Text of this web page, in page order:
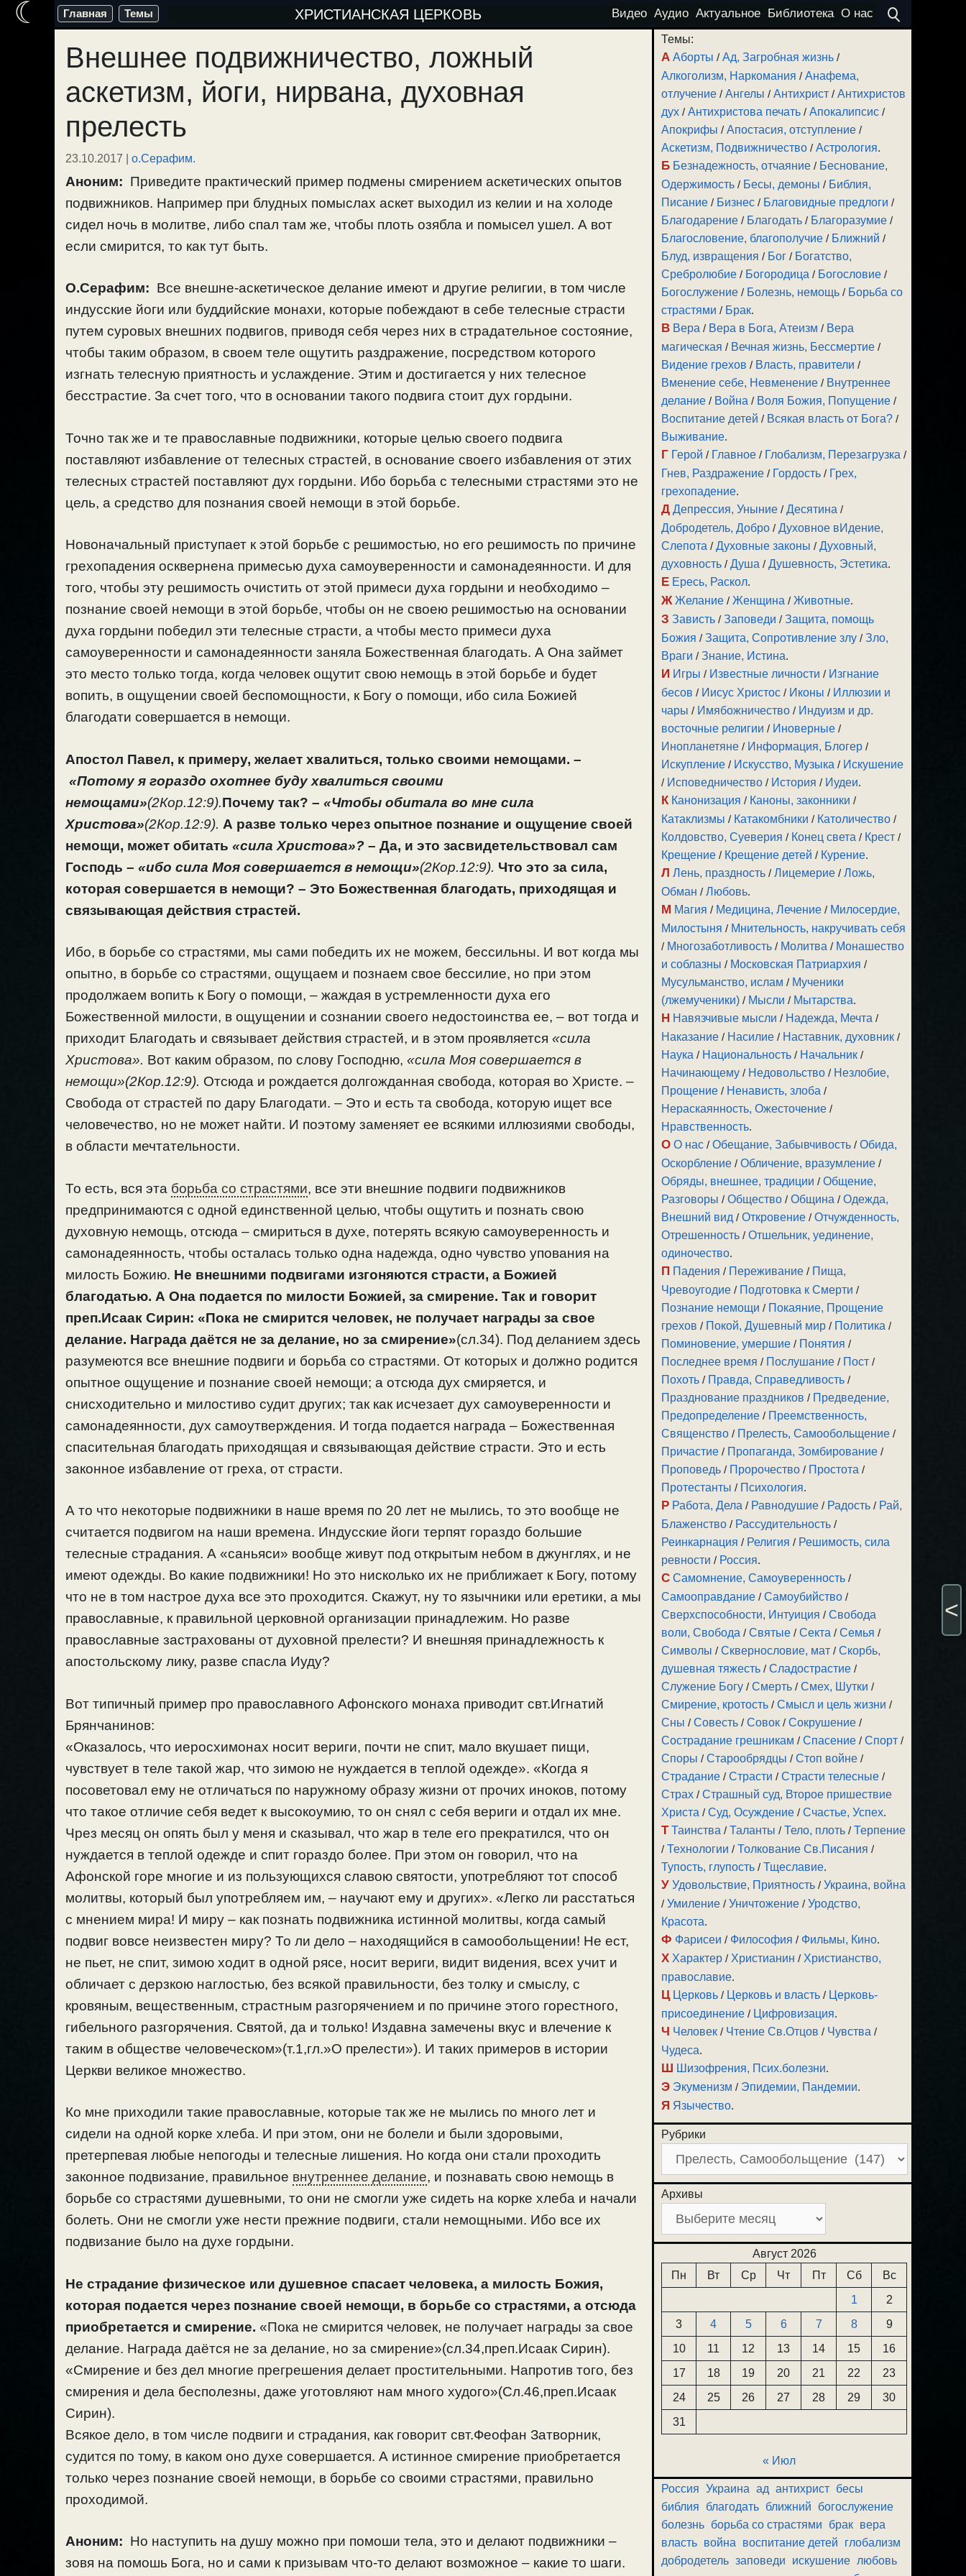
Перейти
содержимому
Главная Темы ХРИСТИАНСКАЯ ЦЕРКОВЬ Видео Аудио Актуальное Библиотека О нас
Внешнее подвижничество, ложный
аскетизм, йоги, нирвана, духовная
прелесть
23.10.2017 | о.Серафим.
Аноним: Приведите практический пример подмены смирением аскетических опытов
подвижников. Например при блудных помыслах аскет выходил из келии и на холоде
сидел ночь в молитве, либо спал там же, чтобы плоть озябла и помысел ушел. А вот
если смирится, то как тут быть.
О.Серафим: Все внешне-аскетическое делание имеют и другие религии, в том числе
индусские йоги или буддийские монахи, которые побеждают в себе телесные страсти
путем суровых внешних подвигов, приводя себя через них в страдательное состояние,
чтобы таким образом, в своем теле ощутить раздражение, посредством которого
изгнать телесную приятность и услаждение. Этим и достигается у них телесное
бесстрастие. За счет того, что в основании такого подвига стоит дух гордыни.
Точно так же и те православные подвижники, которые целью своего подвига
поставляют избавление от телесных страстей, в основание своего избавления от этих
телесных страстей поставляют дух гордыни. Ибо борьба с телесными страстями это не
цель, а средство для познания своей немощи в этой борьбе.
Новоначальный приступает к этой борьбе с решимостью, но его решимость по причине
грехопадения осквернена примесью духа самоуверенности и самонадеянности. И для
того, чтобы эту решимость очистить от этой примеси духа гордыни и необходимо –
познание своей немощи в этой борьбе, чтобы он не своею решимостью на основании
духа гордыни победил эти телесные страсти, а чтобы место примеси духа
самоуверенности и самонадеянности заняла Божественная благодать. А Она займет
это место только тогда, когда человек ощутит свою немощь в этой борьбе и будет
вопить, в ощущении своей беспомощности, к Богу о помощи, ибо сила Божией
благодати совершается в немощи.
Апостол Павел, к примеру, желает хвалиться, только своими немощами. –
«Потому я гораздо охотнее буду хвалиться своими
немощами»(2Кор.12:9).Почему так? – «Чтобы обитала во мне сила
Христова»(2Кор.12:9). А разве только через опытное познание и ощущение своей
немощи, может обитать «сила Христова»? – Да, и это засвидетельствовал сам
Господь – «ибо сила Моя совершается в немощи»(2Кор.12:9). Что это за сила,
которая совершается в немощи? – Это Божественная благодать, приходящая и
связывающая действия страстей.
Ибо, в борьбе со страстями, мы сами победить их не можем, бессильны. И вот когда мы
опытно, в борьбе со страстями, ощущаем и познаем свое бессилие, но при этом
продолжаем вопить к Богу о помощи, – жаждая в устремленности духа его
Божественной милости, в ощущении и сознании своего недостоинства ее, – вот тогда и
приходит Благодать и связывает действия страстей, и в этом проявляется «сила
Христова». Вот каким образом, по слову Господню, «сила Моя совершается в
немощи»(2Кор.12:9). Отсюда и рождается долгожданная свобода, которая во Христе. –
Свобода от страстей по дару Благодати. – Это и есть та свобода, которую ищет все
человечество, но не может найти. И поэтому заменяет ее всякими иллюзиями свободы,
в области мечтательности.
То есть, вся эта борьба со страстями, все эти внешние подвиги подвижников
предпринимаются с одной единственной целью, чтобы ощутить и познать свою
духовную немощь, отсюда – смириться в духе, потерять всякую самоуверенность и
самонадеянность, чтобы осталась только одна надежда, одно чувство упования на
милость Божию. Не внешними подвигами изгоняются страсти, а Божией
благодатью. А Она подается по милости Божией, за смирение. Так и говорит
преп.Исаак Сирин: «Пока не смирится человек, не получает награды за свое
делание. Награда даётся не за делание, но за смирение»(сл.34). Под деланием здесь
разумеются все внешние подвиги и борьба со страстями. От которых и должно родится
опытное ощущение и познание своей немощи; а отсюда дух смиряется, и
снисходительно и милостиво судит других; так как исчезает дух самоуверенности и
самонадеянности, дух самоутверждения. И тогда подается награда – Божественная
спасительная благодать приходящая и связывающая действие страсти. Это и есть
законное избавление от греха, от страсти.
А то что некоторые подвижники в наше время по 20 лет не мылись, то это вообще не
считается подвигом на наши времена. Индусские йоги терпят гораздо большие
телесные страдания. А «саньяси» вообще живут под открытым небом в джунглях, и не
имеют одежды. Во какие подвижники! Но это нисколько их не приближает к Богу, потому
что не в том настрое духа все это проходится. Скажут, ну то язычники или еретики, а мы
православные, к правильной церковной организации принадлежим. Но разве
православные застрахованы от духовной прелести? И внешняя принадлежность к
апостольскому лику, разве спасла Иуду?
Вот типичный пример про православного Афонского монаха приводит свт.Игнатий
Брянчанинов:
«Оказалось, что иеросхимонах носит вериги, почти не спит, мало вкушает пищи,
чувствует в теле такой жар, что зимою не нуждается в теплой одежде». «Когда я
посоветовал ему не отличаться по наружному образу жизни от прочих иноков, потому
что такое отличие себя ведет к высокоумию, то он снял с себя вериги и отдал их мне.
Чрез месяц он опять был у меня и сказывал, что жар в теле его прекратился, что он
нуждается в теплой одежде и спит гораздо более. При этом он говорил, что на
Афонской горе многие и из пользующихся славою святости, употребляют тот способ
молитвы, который был употребляем им, – научают ему и других». «Легко ли расстаться
с мнением мира! И миру – как познать подвижника истинной молитвы, когда самый
подвиг вовсе неизвестен миру? То ли дело – находящийся в самообольщении! Не ест,
не пьет, не спит, зимою ходит в одной рясе, носит вериги, видит видения, всех учит и
обличает с дерзкою наглостью, без всякой правильности, без толку и смыслу, с
кровяным, вещественным, страстным разгорячением и по причине этого горестного,
гибельного разгорячения. Святой, да и только! Издавна замечены вкус и влечение к
таким в обществе человеческом»(т.1,гл.»О прелести»). И таких примеров в истории
Церкви великое множество.
Ко мне приходили такие православные, которые так же не мылись по много лет и
сидели на одной корке хлеба. И при этом, они не болели и были здоровыми,
претерпевая любые непогоды и телесные лишения. Но когда они стали проходить
законное подвизание, правильное внутреннее делание, и познавать свою немощь в
борьбе со страстями душевными, то они не смогли уже сидеть на корке хлеба и начали
болеть. Они не смогли уже нести прежние подвиги, стали немощными. Ибо все их
подвизание было на духе гордыни.
Не страдание физическое или душевное спасает человека, а милость Божия,
которая подается через познание своей немощи, в борьбе со страстями, а отсюда
приобретается и смирение. «Пока не смирится человек, не получает награды за свое
делание. Награда даётся не за делание, но за смирение»(сл.34,преп.Исаак Сирин).
«Смирение и без дел многие прегрешения делает простительными. Напротив того, без
смирения и дела бесполезны, даже уготовляют нам много худого»(Сл.46,преп.Исаак
Сирин).
Всякое дело, в том числе подвиги и страдания, как говорит свт.Феофан Затворник,
судится по тому, в каком оно духе совершается. А истинное смирение приобретается
только через познание своей немощи, в борьбе со своими страстями, правильно
проходимой.
Аноним: Но наступить на душу можно при помоши тела, это и делают подвижники –
зовя на помошь Бога, но и сами к призывам что-то делают возможное – какие то шаги.
Темы:
А Аборты /Ад, Загробная жизнь /
Алкоголизм, Наркомания /Анафема,
отлучение /Ангелы /Антихрист /Антихристов
дух /Антихристова печать /Апокалипсис /
Апокрифы /Апостасия, отступление /
Аскетизм, Подвижничество /Астрология.
Б Безнадежность, отчаяние / Беснование,
Одержимость / Бесы, демоны / Библия,
Писание / Бизнес / Благовидные предлоги /
Благодарение / Благодать / Благоразумие /
Благословение, благополучие / Ближний /
Блуд, извращения / Бог / Богатство,
Сребролюбие / Богородица / Богословие /
Богослужение / Болезнь, немощь / Борьба со
страстями / Брак.
В Вера / Вера в Бога, Атеизм / Вера
магическая / Вечная жизнь, Бессмертие /
Видение грехов / Власть, правители /
Вменение себе, Невменение / Внутреннее
делание / Война / Воля Божия, Попущение /
Воспитание детей / Всякая власть от Бога? /
Выживание.
Г Герой / Главное / Глобализм, Перезагрузка /
Гнев, Раздражение / Гордость / Грех,
грехопадение.
Д Депрессия, Уныние /Десятина /
Добродетель, Добро /Духовное вИдение,
Слепота /Духовные законы /Духовный,
духовность /Душа /Душевность, Эстетика.
Е Ересь, Раскол.
Ж Желание /Женщина /Животные.
З Зависть /Заповеди /Защита, помощь
Божия /Защита, Сопротивление злу /Зло,
Враги /Знание, Истина.
И Игры / Известные личности / Изгнание
бесов / Иисус Христос / Иконы / Иллюзии и
чары / Имябожничество / Индуизм и др.
восточные религии / Иноверные /
Инопланетяне / Информация, Блогер /
Искупление / Искусство, Музыка / Искушение
/ Исповедничество / История / Иудеи.
К Канонизация / Каноны, законники /
Катаклизмы / Катакомбники / Католичество /
Колдовство, Суеверия / Конец света / Крест /
Крещение / Крещение детей / Курение.
Л Лень, праздность /Лицемерие /Ложь,
Обман /Любовь.
М Магия / Медицина, Лечение / Милосердие,
Милостыня / Мнительность, накручивать себя
/ Многозаботливость / Молитва / Монашество
и соблазны / Московская Патриархия /
Мусульманство, ислам / Мученики
(лжемученики) / Мысли / Мытарства.
Н Навязчивые мысли / Надежда, Мечта /
Наказание / Насилие / Наставник, духовник /
Наука / Национальность / Начальник /
Начинающему / Недовольство / Незлобие,
Прощение / Ненависть, злоба /
Нераскаянность, Ожесточение /
Нравственность.
О О нас /Обещание, Забывчивость /Обида,
Оскорбление /Обличение, вразумление /
Обряды, внешнее, традиции /Общение,
Разговоры /Общество /Община /Одежда,
Внешний вид /Откровение /Отчужденность,
Отрешенность /Отшельник, уединение,
одиночество.
П Падения / Переживание / Пища,
Чревоугодие / Подготовка к Смерти /
Познание немощи / Покаяние, Прощение
грехов / Покой, Душевный мир / Политика /
Поминовение, умершие / Понятия /
Последнее время / Послушание / Пост /
Похоть / Правда, Справедливость /
Празднование праздников / Предведение,
Предопределение / Преемственность,
Священство / Прелесть, Самообольщение /
Причастие / Пропаганда, Зомбирование /
Проповедь / Пророчество / Простота /
Протестанты / Психология.
Р Работа, Дела / Равнодушие / Радость / Рай,
Блаженство / Рассудительность /
Реинкарнация / Религия / Решимость, сила
ревности / Россия.
С Самомнение, Самоуверенность /
Самооправдание /Самоубийство /
Сверхспособности, Интуиция /Свобода
воли, Свобода /Святые /Секта /Семья /
Символы /Сквернословие, мат /Скорбь,
душевная тяжесть /Сладострастие /
Служение Богу /Смерть /Смех, Шутки /
Смирение, кротость /Смысл и цель жизни /
Сны /Совесть /Совок /Сокрушение /
Сострадание грешникам /Спасение /Спорт /
Споры /Старообрядцы /Стоп войне /
Страдание /Страсти /Страсти телесные /
Страх /Страшный суд, Второе пришествие
Христа /Суд, Осуждение /Счастье, Успех.
Т Таинства /Таланты /Тело, плоть /Терпение
/Технологии /Толкование Св.Писания /
Тупость, глупость /Тщеславие.
У Удовольствие, Приятность /Украина, война
/Умиление /Уничтожение /Уродство,
Красота.
Ф Фарисеи / Философия / Фильмы, Кино.
Х Характер / Христианин / Христианство,
православие.
Ц Церковь / Церковь и власть / Церковь-
присоединение / Цифровизация.
Ч Человек / Чтение Св.Отцов / Чувства /
Чудеса.
Ш Шизофрения, Псих.болезни.
Э Экуменизм / Эпидемии, Пандемии.
Я Язычество.
Рубрики
Архивы
Август 2026
Пн
Вт Ср Чт Пт Сб
Вс
1
2
3
4 5 6 7 8
9
10
11 12 13 14 15
16
17
18 19 20 21 22
23
24
25 26 27 28 29
30
31
« Июл
Россия Украина ад антихрист бесы
библия
благодать ближний
богослужение
болезнь борьба со страстями брак вера
власть война воспитание детей
глобализм
добродетель заповеди искушение любовь
☾
<